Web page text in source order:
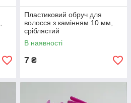
Пластиковий обруч для
волосся з камінням 10 мм,
сріблястий
В наявності
7 ₴